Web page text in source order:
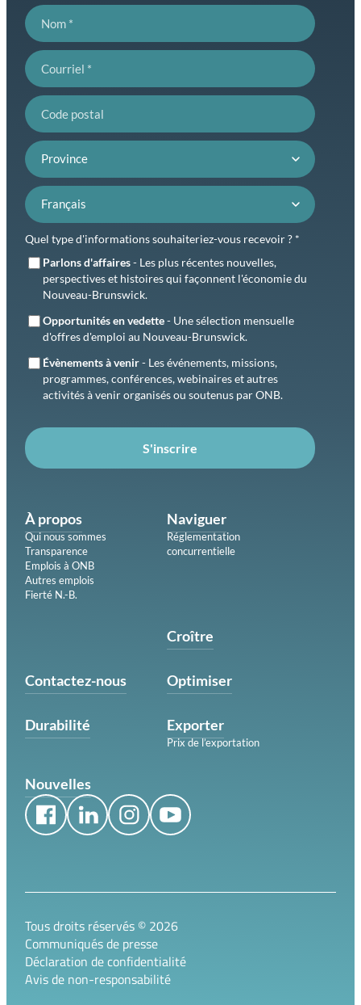
Nom
Courriel
Code postal
Province
Préférence de langue
Quel type d'informations souhaiteriez-vous recevoir ? *
Parlons d'affaires- Les plus récentes nouvelles,
perspectives et histoires qui façonnent l'économie du
Nouveau-Brunswick.
Opportunités en vedette- Une sélection mensuelle
d'offres d'emploi au Nouveau-Brunswick.
Évènements à venir- Les événements, missions,
programmes, conférences, webinaires et autres
activités à venir organisés ou soutenus par ONB.
S'inscrire
Naviguer
Réglementation
concurrentielle
Croître
Optimiser
Exporter
Prix de l’exportation
À propos
Qui nous sommes
Transparence
Emplois à ONB
Autres emplois
Fierté N.-B.
Contactez-nous
Nouvelles
Durabilité
Tous droits réservés © 2026
Communiqués de presse
Déclaration de confidentialité
Avis de non-responsabilité